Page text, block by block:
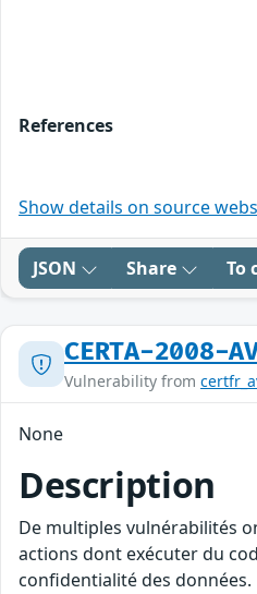
References
Show details on source
JSON Share To
CERTA-2008-
Vulnerability from
None
Description
De multiples vulnérabilités
actions dont exécuter du
confidentialité des données.